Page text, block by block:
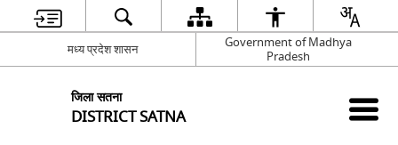
मध्य प्रदेश शासन
Government of Madhya
Pradesh
जिला सतना
DISTRICT SATNA